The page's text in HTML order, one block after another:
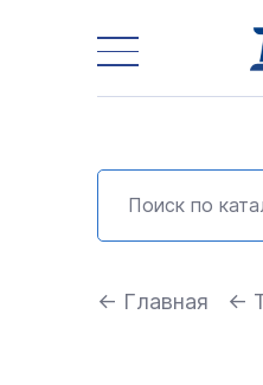
← Главная ←